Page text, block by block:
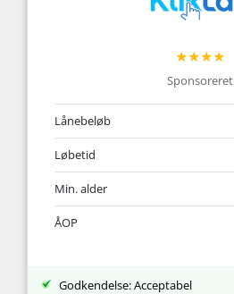
★★★★
Sponsoreret
Lånebeløb
Løbetid
Min. alder
ÅOP
Godkendelse: Acceptabel